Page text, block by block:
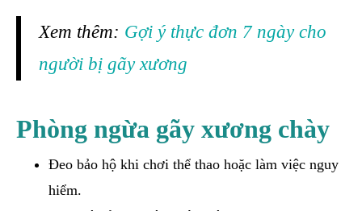
Xem thêm: Gợi ý thực đơn 7 ngày cho
người bị gãy xương
Phòng ngừa gãy xương chày
Đeo bảo hộ khi chơi thể thao hoặc làm việc nguy
hiểm.